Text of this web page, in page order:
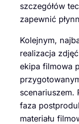
szczegółów
zapewnić
Kolejnym,
realizacja
ekipa filmowa
scenariuszem.
faza
materiału